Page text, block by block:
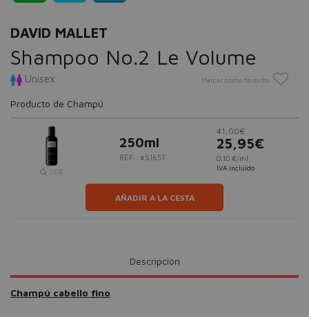
DAVID MALLET
Shampoo No.2 Le Volume
Unisex Marcar como favorito
Producto de Champú
VER
250ml
REF.: #51651
41,00€
25,95€
0,10 €/ml
IVA incluido
AÑADIR A LA CESTA
Descripción
Champú cabello fino